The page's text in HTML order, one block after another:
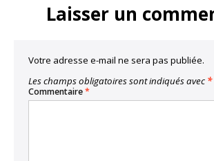
Laisser un
Votre adresse e-mail ne sera pas publiée.
Les champs obligatoires sont indiqués avec *
Commentaire*